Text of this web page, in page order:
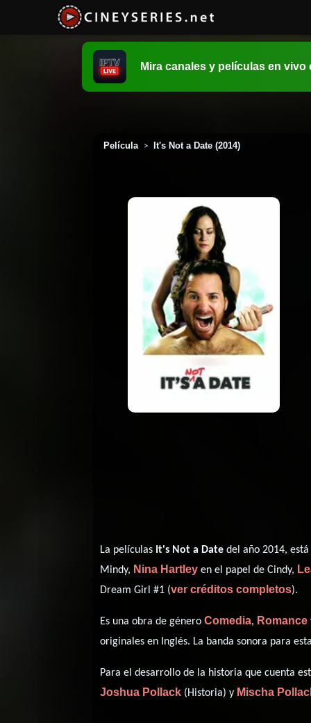
Mira canales y películas en vivo
Película > It's Not a Date (2014)
La películas It's Not a Date del año 2014,
Mindy, Nina Hartley en el papel de Cindy,
Dream Girl #1 (ver créditos completos).
Es una obra de géneroComedia, Romance
originales en Inglés. La banda sonora para
Para el desarrollo de la historia que cuenta
Joshua Pollack (Historia) y Mischa